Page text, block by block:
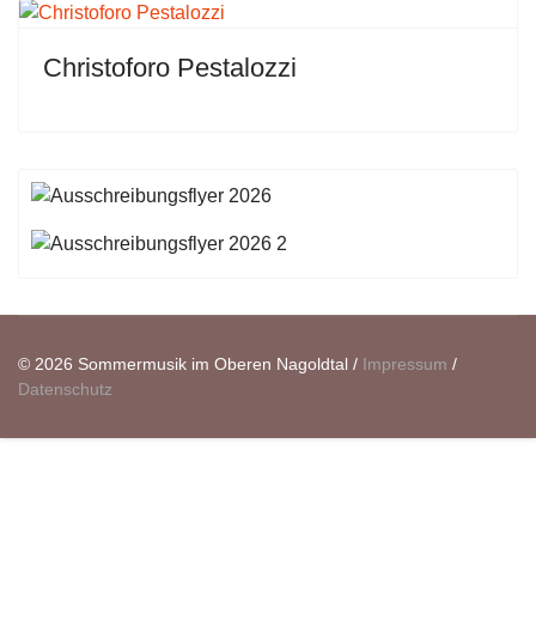
Christoforo Pestalozzi
© 2026 Sommermusik im Oberen Nagoldtal / Impressum /
Datenschutz